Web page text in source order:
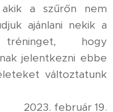
a szűrőn nem
ajánlani nekik a
hogy
jelentkezni ebbe
változtatunk
2023. február 19.